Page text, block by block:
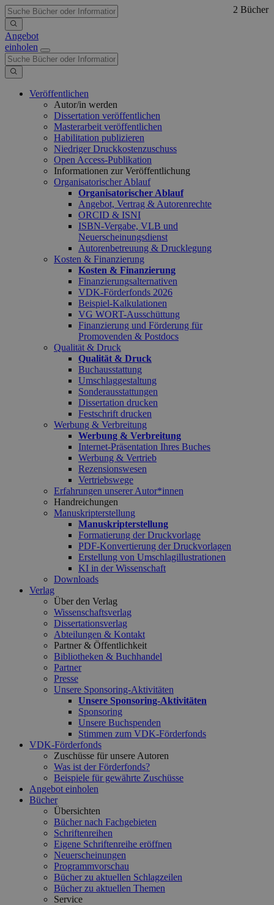
Angebot
einholen
Veröffentlichen
Autor/in werden
Dissertation veröffentlichen
Masterarbeit veröffentlichen
Habilitation publizieren
Niedriger Druckkostenzuschuss
Open Access-Publikation
Informationen zur Veröffentlichung
Organisatorischer Ablauf
Organisatorischer Ablauf
Angebot, Vertrag & Autorenrechte
ORCID & ISNI
ISBN-Vergabe, VLB und
Neuerscheinungsdienst
Autorenbetreuung & Drucklegung
Kosten & Finanzierung
Kosten & Finanzierung
Finanzierungsalternativen
VDK-Förderfonds 2026
Beispiel-Kalkulationen
VG WORT-Ausschüttung
Finanzierung und Förderung für
Promovenden & Postdocs
Qualität & Druck
Qualität & Druck
Buchausstattung
Umschlaggestaltung
Sonderausstattungen
Dissertation drucken
Festschrift drucken
Werbung & Verbreitung
Werbung & Verbreitung
Internet-Präsentation Ihres Buches
Werbung & Vertrieb
Rezensionswesen
Vertriebswege
Erfahrungen unserer Autor*innen
Handreichungen
Manuskripterstellung
Manuskripterstellung
Formatierung der Druckvorlage
PDF-Konvertierung der Druckvorlagen
Erstellung von Umschlagillustrationen
KI in der Wissenschaft
Downloads
Verlag
Über den Verlag
Wissenschaftsverlag
Dissertationsverlag
Abteilungen & Kontakt
Partner & Öffentlichkeit
Bibliotheken & Buchhandel
Partner
Presse
Unsere Sponsoring-Aktivitäten
Unsere Sponsoring-Aktivitäten
Sponsoring
Unsere Buchspenden
Stimmen zum VDK-Förderfonds
VDK-Förderfonds
Zuschüsse für unsere Autoren
Was ist der Förderfonds?
Beispiele für gewährte Zuschüsse
Angebot einholen
Bücher
Übersichten
Bücher nach Fachgebieten
Schriftenreihen
Eigene Schriftenreihe eröffnen
Neuerscheinungen
Programmvorschau
Bücher zu aktuellen Schlagzeilen
Bücher zu aktuellen Themen
Service
2 Bücher